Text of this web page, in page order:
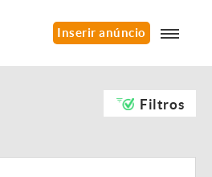
Inserir anúncio
Filtros